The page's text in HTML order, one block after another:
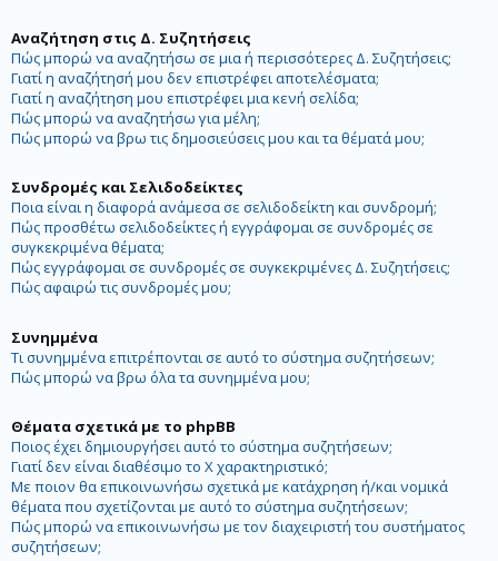
Αναζήτηση στις Δ. Συζητήσεις
Πώς μπορώ να αναζητήσω σε μια ή περισσότερες Δ. Συζητήσεις;
Γιατί η αναζήτησή μου δεν επιστρέφει αποτελέσματα;
Γιατί η αναζήτηση μου επιστρέφει μια κενή σελίδα;
Πώς μπορώ να αναζητήσω για μέλη;
Πώς μπορώ να βρω τις δημοσιεύσεις μου και τα θέματά μου;
Συνδρομές και Σελιδοδείκτες
Ποια είναι η διαφορά ανάμεσα σε σελιδοδείκτη και συνδρομή;
Πώς προσθέτω σελιδοδείκτες ή εγγράφομαι σε συνδρομές σε
συγκεκριμένα θέματα;
Πώς εγγράφομαι σε συνδρομές σε συγκεκριμένες Δ. Συζητήσεις;
Πώς αφαιρώ τις συνδρομές μου;
Συνημμένα
Τι συνημμένα επιτρέπονται σε αυτό το σύστημα συζητήσεων;
Πώς μπορώ να βρω όλα τα συνημμένα μου;
Θέματα σχετικά με το phpBB
Ποιος έχει δημιουργήσει αυτό το σύστημα συζητήσεων;
Γιατί δεν είναι διαθέσιμο το Χ χαρακτηριστικό;
Με ποιον θα επικοινωνήσω σχετικά με κατάχρηση ή/και νομικά
θέματα που σχετίζονται με αυτό το σύστημα συζητήσεων;
Πώς μπορώ να επικοινωνήσω με τον διαχειριστή του συστήματος
συζητήσεων;